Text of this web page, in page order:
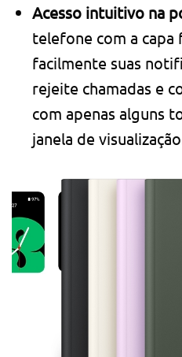
Acesso intuitivo na
telefone com a capa
facilmente suas
rejeite chamadas e
com apenas alguns
janela de